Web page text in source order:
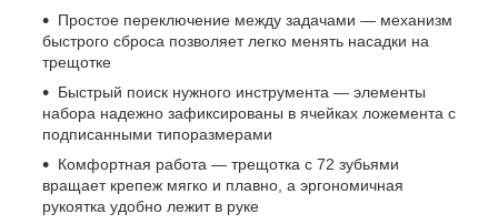
Простое переключение между задачами — механизм
быстрого сброса позволяет легко менять насадки на
трещотке
Быстрый поиск нужного инструмента — элементы
набора надежно зафиксированы в ячейках ложемента с
подписанными типоразмерами
Комфортная работа — трещотка с 72 зубьями
вращает крепеж мягко и плавно, а эргономичная
рукоятка удобно лежит в руке